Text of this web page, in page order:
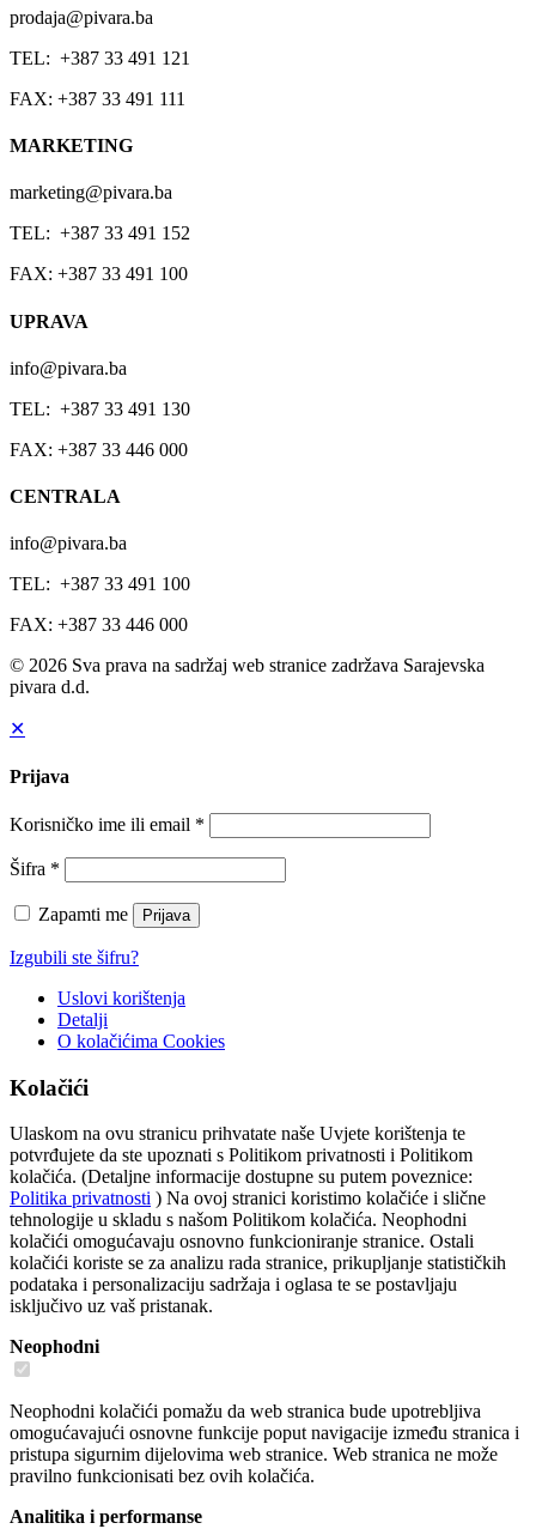
prodaja@pivara.ba
TEL: +387 33 491 121
FAX: +387 33 491 111
MARKETING
marketing@pivara.ba
TEL: +387 33 491 152
FAX: +387 33 491 100
UPRAVA
info@pivara.ba
TEL: +387 33 491 130
FAX: +387 33 446 000
CENTRALA
info@pivara.ba
TEL: +387 33 491 100
FAX: +387 33 446 000
© 2026 Sva prava na sadržaj web stranice zadržava Sarajevska
pivara d.d.
✕
Prijava
Korisničko ime ili email *
Šifra *
Zapamti me Prijava
Izgubili ste šifru?
Uslovi korištenja
Detalji
O kolačićima Cookies
Kolačići
Ulaskom na ovu stranicu prihvatate naše Uvjete korištenja te
potvrđujete da ste upoznati s Politikom privatnosti i Politikom
kolačića. (Detaljne informacije dostupne su putem poveznice:
Politika privatnosti ) Na ovoj stranici koristimo kolačiće i slične
tehnologije u skladu s našom Politikom kolačića. Neophodni
kolačići omogućavaju osnovno funkcioniranje stranice. Ostali
kolačići koriste se za analizu rada stranice, prikupljanje statističkih
podataka i personalizaciju sadržaja i oglasa te se postavljaju
isključivo uz vaš pristanak.
Neophodni
Neophodni kolačići pomažu da web stranica bude upotrebljiva
omogućavajući osnovne funkcije poput navigacije između stranica i
pristupa sigurnim dijelovima web stranice. Web stranica ne može
pravilno funkcionisati bez ovih kolačića.
Analitika i performanse